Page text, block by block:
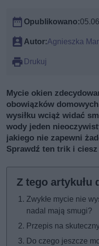
Opublikowano:
Autor:Agnieszka
Drukuj
Mycie okien
obowiązków
wysiłku wciąż widać
wody jeden
jakiego nie zapewni
Sprawdź ten trik i
Zwykłe mycie nie
nadal mają smugi?
Przepis na
Do czego jeszcze